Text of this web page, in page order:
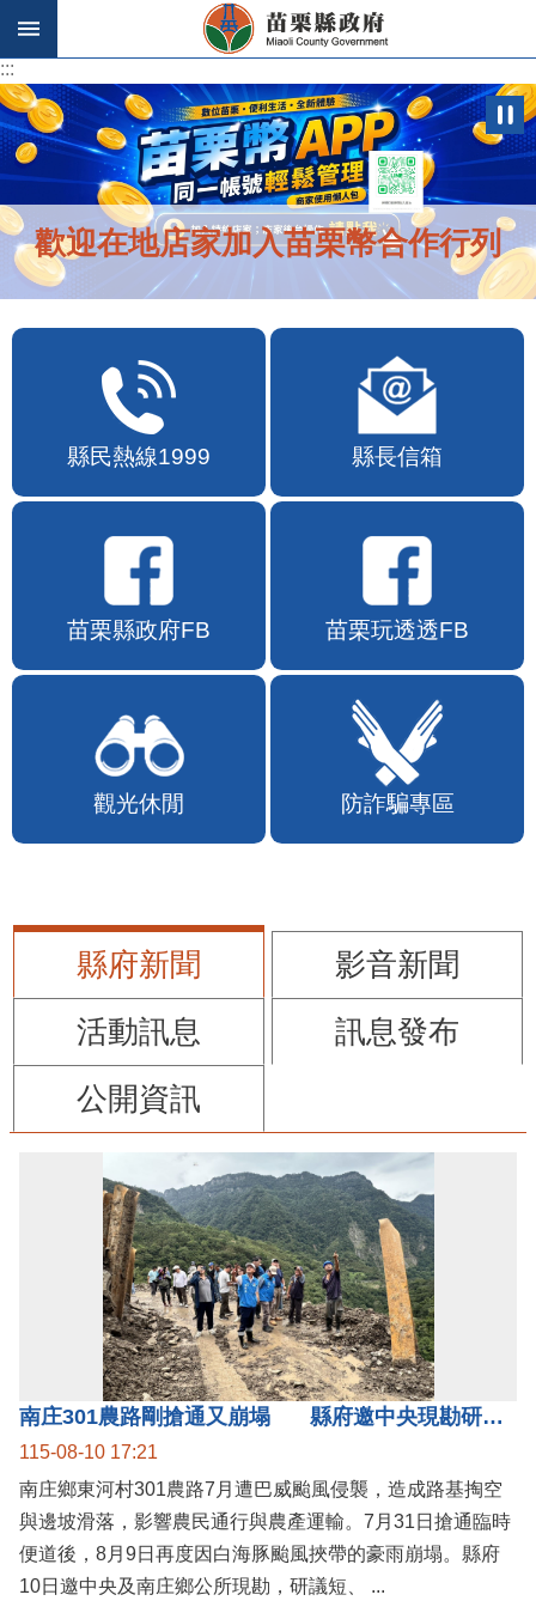
跳到主要內容區塊
:::
:::
歡迎在地店家加入苗栗幣合作行列
縣民熱線1999 縣長信箱
苗栗縣政府FB 苗栗玩透透FB
觀光休閒 防詐騙專區
縣府新聞
影音新聞
活動訊息
訊息發布
公開資訊
南庄301農路剛搶通又崩塌 縣府邀中央現勘研議短中長期治理方案
115-08-10 17:21
南庄鄉東河村301農路7月遭巴威颱風侵襲，造成路基掏空
與邊坡滑落，影響農民通行與農產運輸。7月31日搶通臨時
便道後，8月9日再度因白海豚颱風挾帶的豪雨崩塌。縣府
10日邀中央及南庄鄉公所現勘，研議短、 ...